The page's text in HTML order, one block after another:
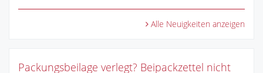
Alle Neuigkeiten anzeigen
Packungsbeilage verlegt? Beipackzettel nicht